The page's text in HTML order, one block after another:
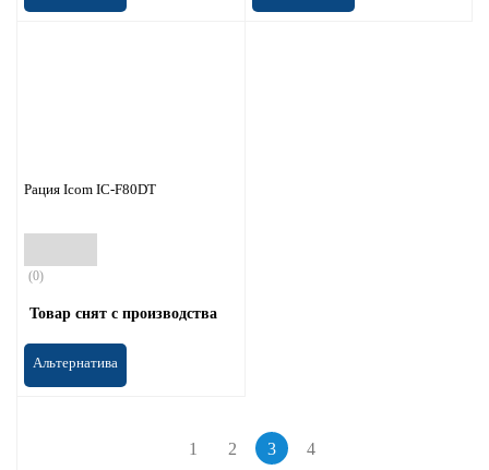
Рация Icom IC-F80DT
(0)
Товар снят с производства
Альтернатива
1 2 3 4